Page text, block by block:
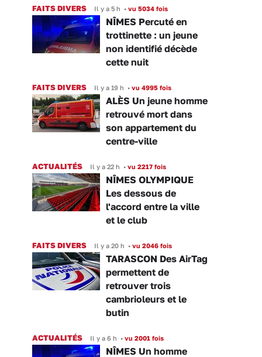
FAITS DIVERS Il y a 5 h • vu 5034 fois
NÎMES Percuté en
trottinette : un jeune
non identifié décède
cette nuit
FAITS DIVERS Il y a 19 h • vu 4995 fois
ALÈS Un jeune homme
retrouvé mort dans
son appartement du
centre-ville
ACTUALITÉS Il y a 22 h • vu 2217 fois
NÎMES OLYMPIQUE
Les dessous de
l'accord entre la ville
et le club
FAITS DIVERS Il y a 20 h • vu 2046 fois
TARASCON Des AirTag
permettent de
retrouver trois
cambrioleurs et le
butin
ACTUALITÉS Il y a 6 h • vu 2001 fois
NÎMES Un homme